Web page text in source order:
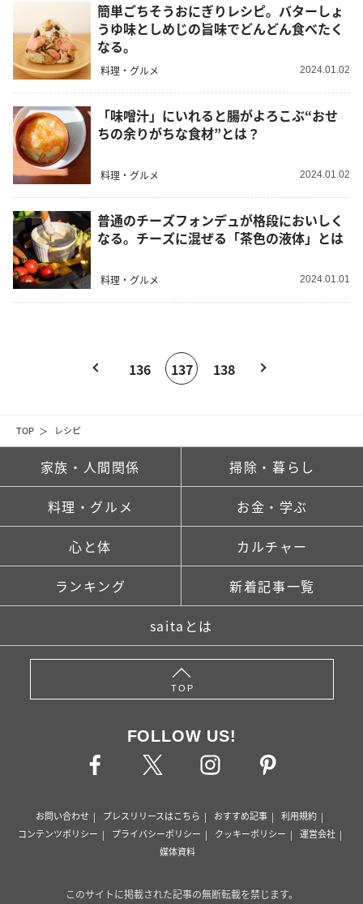
TOP レシピ
簡単ごちそうおにぎりレシピ。バターしょ
うゆ味としめじの旨味でどんどん食べたく
なる。
料理・グルメ 2024.01.02
「味噌汁」にいれると腸がよろこぶ“おせ
ちの余りがちな食材”とは？
料理・グルメ 2024.01.02
普通のチーズフォンデュが格段においしく
なる。チーズに混ぜる「茶色の液体」とは
料理・グルメ 2024.01.01
136 137 138
家族・人間関係 掃除・暮らし
料理・グルメ お金・学ぶ
心と体 カルチャー
ランキング 新着記事一覧
saitaとは
TOP
FOLLOW US!
お問い合わせ プレスリリースはこちら おすすめ記事
利用規約
コンテンツポリシー
プライバシーポリシー クッキーポリシー
運営会社
媒体資料
このサイトに掲載された記事の無断転載を禁じます。